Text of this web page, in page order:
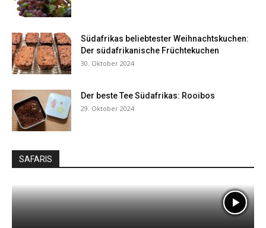
Südafrikas beliebtester Weihnachtskuchen:
Der südafrikanische Früchtekuchen
30. Oktober 2024
Der beste Tee Südafrikas: Rooibos
29. Oktober 2024
SAFARIS